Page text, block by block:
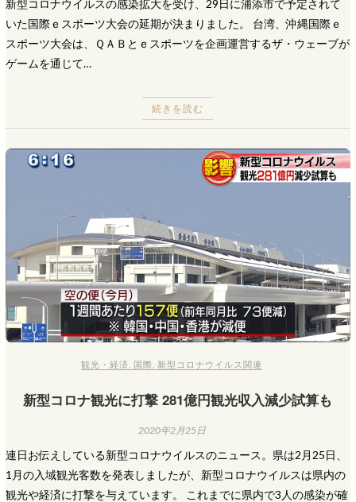
新型コロナウイルスの感染拡大を受け、29日に浦添市で予定されて
いた国際ｅスポーツ大会の延期が決まりました。 台湾、沖縄国際ｅ
スポーツ大会は、ＱＡＢとｅスポーツを企画運営するザ・ウェーブが
ゲームを通じて…
続きを読む
観光・経済 国際 新型コロナウイルス関連
新型コロナ観光に打撃 281億円観光収入減少試算も
2020年2月25日
連日お伝えしている新型コロナウイルスのニュース。県は2月25日、
1月の入域観光客数を発表しましたが、新型コロナウイルスは県内の
観光や経済に打撃を与えています。 これまでに県内で3人の感染が確